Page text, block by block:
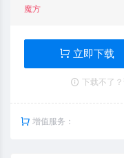
魔方
立即下载
下载不了
增值服务：